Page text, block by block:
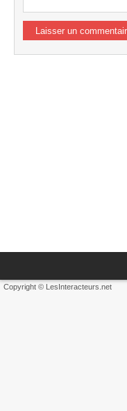
Copyright © LesInteracteurs.net